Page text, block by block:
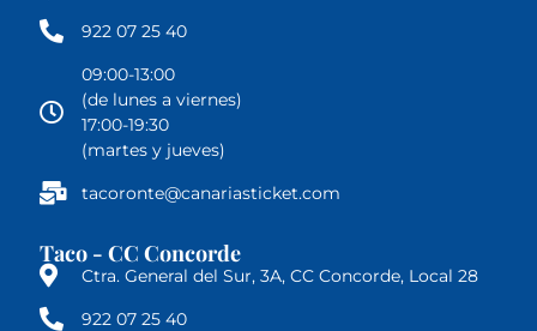
922 07 25 40
09:00-13:00
(de lunes a viernes)
17:00-19:30
(martes y jueves)
tacoronte@canariasticket.com
Taco - CC Concorde
Ctra. General del Sur, 3A, CC Concorde, Local 28
922 07 25 40